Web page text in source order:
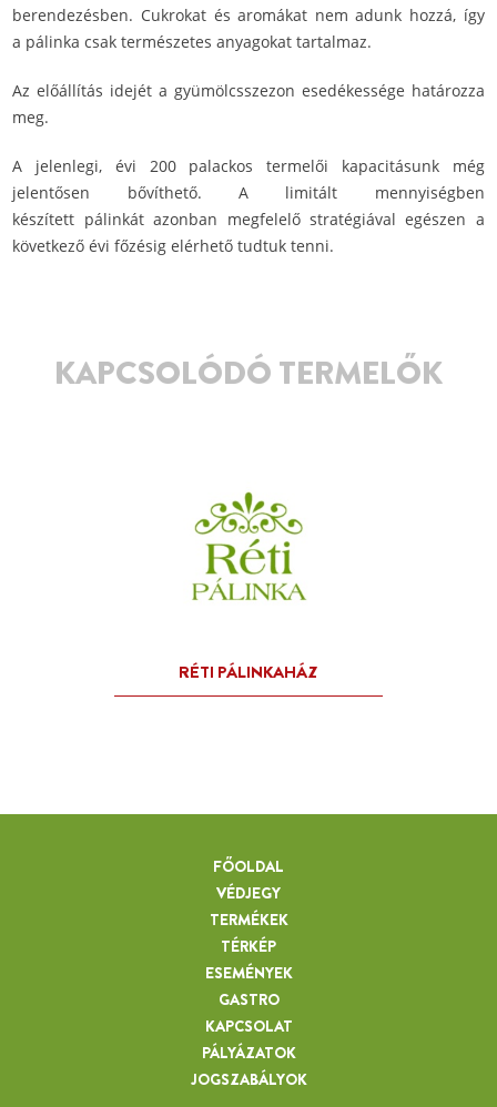
berendezésben. Cukrokat és aromákat nem adunk hozzá, így
a pálinka csak természetes anyagokat tartalmaz.
Az előállítás idejét a gyümölcsszezon esedékessége határozza
meg.
A jelenlegi, évi 200 palackos termelői kapacitásunk még
jelentősen bővíthető. A limitált mennyiségben
készített pálinkát azonban megfelelő stratégiával egészen a
következő évi főzésig elérhető tudtuk tenni.
KAPCSOLÓDÓ TERMELŐK
FŐOLDAL
VÉDJEGY
TERMÉKEK
TÉRKÉP
ESEMÉNYEK
GASTRO
KAPCSOLAT
PÁLYÁZATOK
JOGSZABÁLYOK